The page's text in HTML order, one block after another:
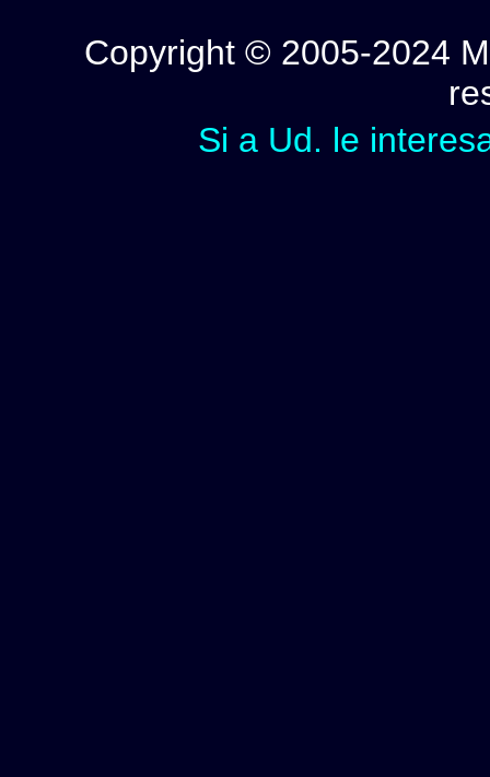
Copyright © 2005-2024
Si a Ud. le